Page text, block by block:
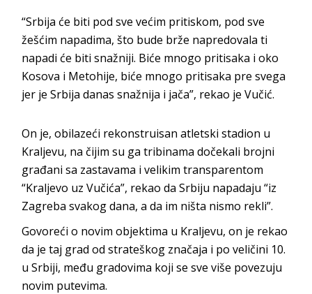
“Srbija će biti pod sve većim pritiskom, pod sve
žešćim napadima, što bude brže napredovala ti
napadi će biti snažniji. Biće mnogo pritisaka i oko
Kosova i Metohije, biće mnogo pritisaka pre svega
jer je Srbija danas snažnija i jača”, rekao je Vučić.
On je, obilazeći rekonstruisan atletski stadion u
Kraljevu, na čijim su ga tribinama dočekali brojni
građani sa zastavama i velikim transparentom
“Kraljevo uz Vučića”, rekao da Srbiju napadaju “iz
Zagreba svakog dana, a da im ništa nismo rekli”.
Govoreći o novim objektima u Kraljevu, on je rekao
da je taj grad od strateškog značaja i po veličini 10.
u Srbiji, među gradovima koji se sve više povezuju
novim putevima.